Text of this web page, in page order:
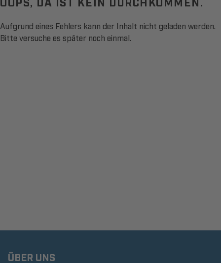
Aufgrund eines Fehlers kann der Inhalt nicht geladen werden.
Bitte versuche es später noch einmal.
ÜBER UNS